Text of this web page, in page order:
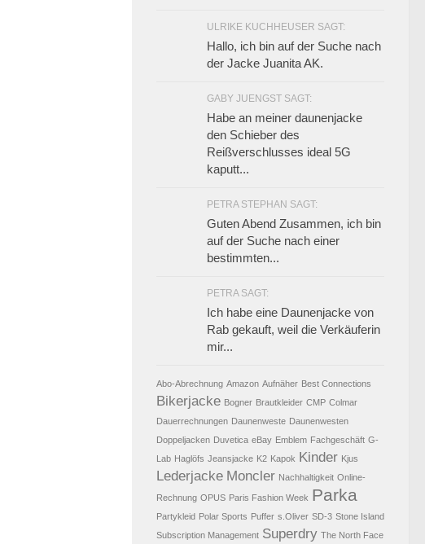
ULRIKE KUCHHEUSER SAGT:
Hallo, ich bin auf der Suche nach
der Jacke Juanita AK.
GABY JUENGST SAGT:
Habe an meiner daunenjacke
den Schieber des
Reißverschlusses ideal 5G
kaputt...
PETRA STEPHAN SAGT:
Guten Abend Zusammen, ich bin
auf der Suche nach einer
bestimmten...
PETRA SAGT:
Ich habe eine Daunenjacke von
Rab gekauft, weil die Verkäuferin
mir...
Abo-Abrechnung Amazon Aufnäher Best Connections
Bikerjacke Bogner Brautkleider CMP Colmar
Dauerrechnungen Daunenweste Daunenwesten
Doppeljacken Duvetica eBay Emblem Fachgeschäft G-
Lab Haglöfs Jeansjacke K2 Kapok Kinder Kjus
Lederjacke Moncler Nachhaltigkeit Online-
Rechnung OPUS Paris Fashion Week Parka
Partykleid Polar Sports Puffer s.Oliver SD-3 Stone Island
Subscription Management Superdry The North Face